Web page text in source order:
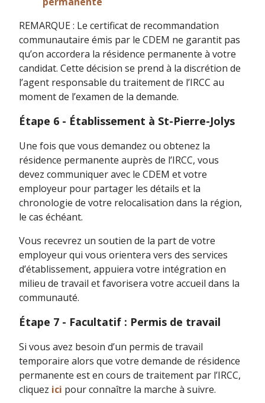
REMARQUE : Le certificat de recommandation
communautaire émis par le CDEM ne garantit pas
qu’on accordera la résidence permanente à votre
candidat. Cette décision se prend à la discrétion de
l’agent responsable du traitement de l’IRCC au
moment de l’examen de la demande.
Étape 6 - Établissement à St-Pierre-Jolys
Une fois que vous demandez ou obtenez la
résidence permanente auprès de l’IRCC, vous
devez communiquer avec le CDEM et votre
employeur pour partager les détails et la
chronologie de votre relocalisation dans la région,
le cas échéant.
Vous recevrez un soutien de la part de votre
employeur qui vous orientera vers des services
d’établissement, appuiera votre intégration en
milieu de travail et favorisera votre accueil dans la
communauté.
Étape 7 - Facultatif : Permis de travail
Si vous avez besoin d’un permis de travail
temporaire alors que votre demande de résidence
permanente est en cours de traitement par l’IRCC,
cliquez ici pour connaître la marche à suivre.